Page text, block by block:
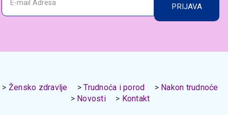
PRIJAVA
Žensko zdravlje Trudnoća i porod
Nakon trudnoće
Novosti
Kontakt